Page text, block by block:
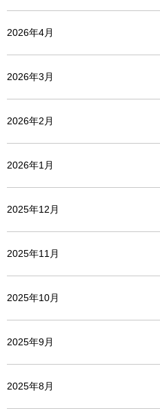
2026年4月
2026年3月
2026年2月
2026年1月
2025年12月
2025年11月
2025年10月
2025年9月
2025年8月